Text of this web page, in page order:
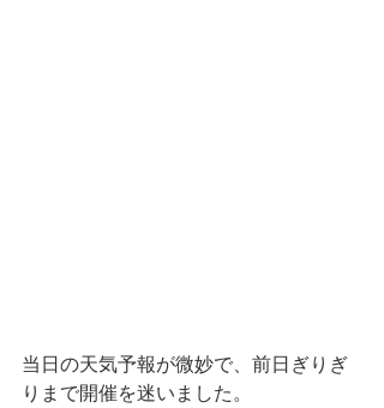
当日の天気予報が微妙で、前日ぎりぎ
りまで開催を迷いました。